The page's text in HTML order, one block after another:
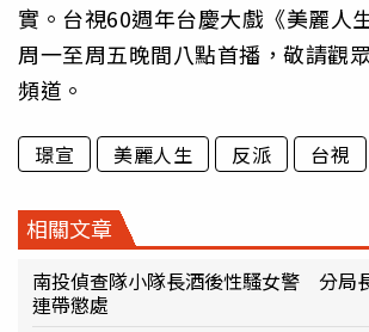
實。台視60週年台慶大戲《美麗人
周一至周五晚間八點首播，敬請觀
頻道。
璟宣 美麗人生 反派 台視
相關文章
南投偵查隊小隊長酒後性騷女警 分局
連帶懲處